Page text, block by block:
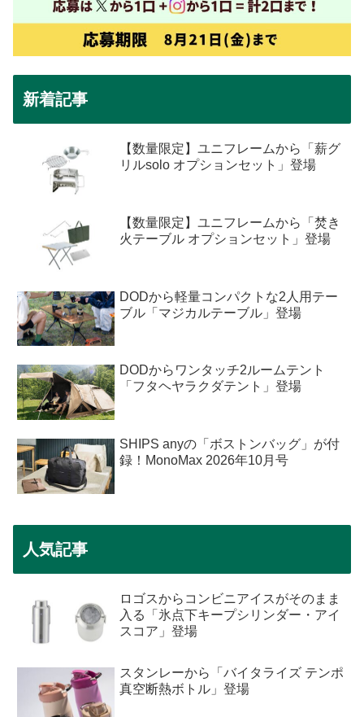
新着記事
【数量限定】ユニフレームから「薪グ
リルsolo オプションセット」登場
【数量限定】ユニフレームから「焚き
火テーブル オプションセット」登場
DODから軽量コンパクトな2人用テー
ブル「マジカルテーブル」登場
DODからワンタッチ2ルームテント
「フタヘヤラクダテント」登場
SHIPS anyの「ボストンバッグ」が付
録！MonoMax 2026年10月号
人気記事
ロゴスからコンビニアイスがそのまま
入る「氷点下キープシリンダー・アイ
スコア」登場
スタンレーから「バイタライズ テンポ
真空断熱ボトル」登場